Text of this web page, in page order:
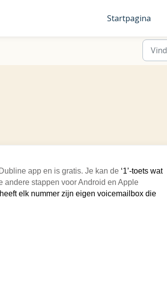
Startpagina
app en is gratis. Je kan de ‘1’-toets wat
andere stappen voor Android en Apple
elk nummer zijn eigen voicemailbox die